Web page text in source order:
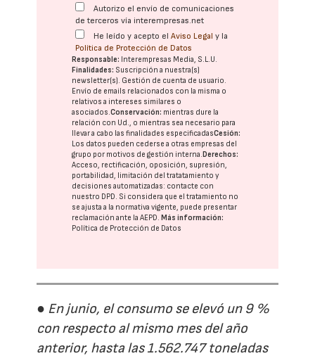
Autorizo el envío de comunicaciones
de terceros vía interempresas.net
He leído y acepto elAviso Legal y la
Política de Protección de Datos
Responsable: Interempresas Media, S.L.U.
Finalidades: Suscripción a nuestra(s)
newsletter(s). Gestión de cuenta de usuario.
Envío de emails relacionados con la misma o
relativos a intereses similares o
asociados.Conservación: mientras dure la
relación con Ud., o mientras sea necesario para
llevar a cabo las finalidades especificadasCesión:
Los datos pueden cederse a otras empresas del
grupo por motivos de gestión interna. Derechos:
Acceso, rectificación, oposición, supresión,
portabilidad, limitación del tratatamiento y
decisiones automatizadas: contacte con
nuestro DPD. Si considera que el tratamiento no
se ajusta a la normativa vigente, puede presentar
reclamación ante laAEPD. Más información:
Política de Protección de Datos
● En junio, el consumo se elevó un 9 %
con respecto al mismo mes del año
anterior, hasta las 1.562.747 toneladas